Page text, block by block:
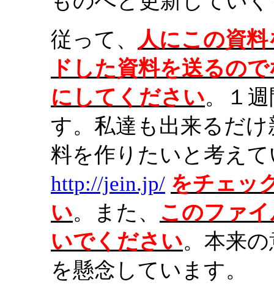
従って、
人にこの資
ドした資料を送るの
にしてください。１
す。私達も出来るだ
料を作りたいと考え
http://jein.jp/ をチェッ
い。また、
このファ
いでください。本来
を懸念しています。